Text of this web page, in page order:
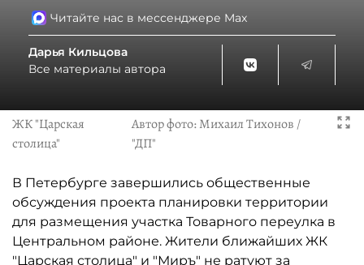
Читайте нас в мессенджере Max
Дарья Кильцова
Все материалы автора
ЖК "Царская
столица"
Автор фото:Михаил Тихонов /
"ДП"
В Петербурге завершились общественные
обсуждения проекта планировки территории
для размещения участка Товарного переулка в
Центральном районе. Жители ближайших ЖК
"Царская столица" и "Миръ" не ратуют за